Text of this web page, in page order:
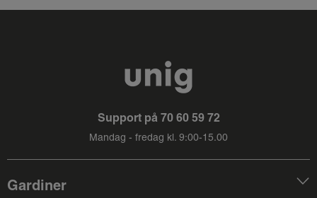
Support på 70 60 59 72
Mandag - fredag kl. 9:00-15.00
Gardiner